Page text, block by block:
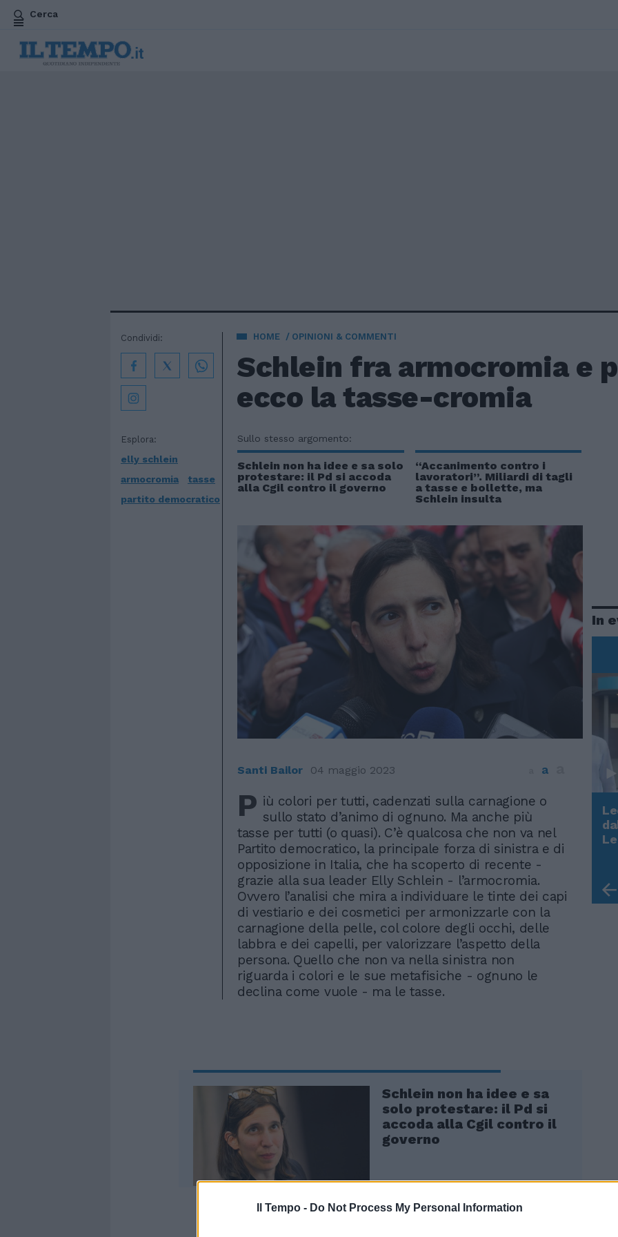
Il Tempo - Do Not Process My Personal Information
Cerca
HOME OPINIONI & COMMENTI
Schlein fra armocromia e
ecco la tasse-cromia
Esplora:
elly schlein
armocromia
tasse
partito democratico
Condividi:
Sullo stesso argomento:
Schlein non ha idee e sa solo
protestare: il Pd si accoda
alla Cgil contro il governo
“Accanimento contro i
lavoratori”. Miliardi di tagli
a tasse e bollette, ma
Schlein insulta
Santi Bailor 04 maggio 2023 a
P iù colori per tutti, cadenzati sulla carnagione o
sullo stato d’animo di ognuno. Ma anche più
tasse per tutti (o quasi). C’è qualcosa che non va nel
Partito democratico, la principale forza di sinistra e di
opposizione in Italia, che ha scoperto di recente -
grazie alla sua leader Elly Schlein - l’armocromia.
Ovvero l’analisi che mira a individuare le tinte dei capi
di vestiario e dei cosmetici per armonizzarle con la
carnagione della pelle, col colore degli occhi, delle
labbra e dei capelli, per valorizzare l’aspetto della
persona. Quello che non va nella sinistra non
riguarda i colori e le sue metafisiche - ognuno le
declina come vuole - ma le tasse.
Schlein non ha idee e sa
solo protestare: il Pd si
accoda alla Cgil contro il
governo
In
Rudy Giuliani a Come States?
Trump, Meloni e la strategia
americana